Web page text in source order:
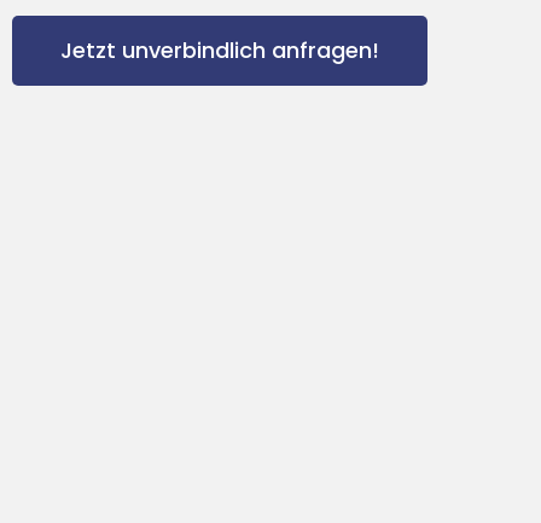
Jetzt unverbindlich anfragen!